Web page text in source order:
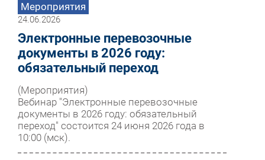
Мероприятия
24.06.2026
Электронные перевозочные
документы в 2026 году:
обязательный переход
(Мероприятия)
Вебинар "Электронные перевозочные
документы в 2026 году: обязательный
переход" состоится 24 июня 2026 года в
10:00 (мск).